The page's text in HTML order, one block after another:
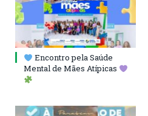
Encontro pela Saúde
Mental de Mães Atípicas